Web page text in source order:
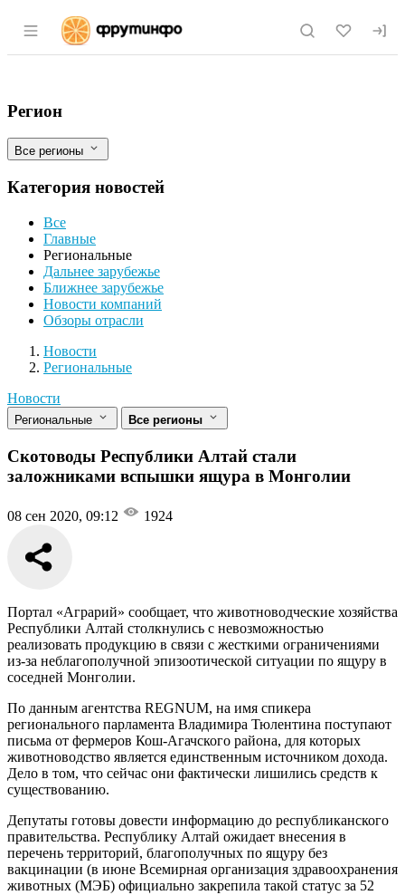
Раздел навигации по сайту fruitinfo.ru
Скотоводы Республики Алтай стали
Фильтры
Регион
Все регионы
Категория новостей
Все
Главные
Региональные
Дальнее зарубежье
Ближнее зарубежье
Новости компаний
Обзоры отрасли
Новости
Разделы
Новости
Региональные
Новости
Региональные Все регионы
Скотоводы Республики Алтай стали
заложниками вспышки ящура в Монголии
08 сен 2020, 09:12 1924
Портал «Аграрий» сообщает, что животноводческие хозяйства
Республики Алтай столкнулись с невозможностью
реализовать продукцию в связи с жесткими ограничениями
из-за неблагополучной эпизоотической ситуации по ящуру в
соседней Монголии.
По данным агентства REGNUM, на имя спикера
регионального парламента Владимира Тюлентина поступают
письма от фермеров Кош-Агачского района, для которых
животноводство является единственным источником дохода.
Дело в том, что сейчас они фактически лишились средств к
существованию.
Депутаты готовы довести информацию до республиканского
правительства. Республику Алтай ожидает внесения в
перечень территорий, благополучных по ящуру без
вакцинации (в июне Всемирная организация здравоохранения
животных (МЭБ) официально закрепила такой статус за 52